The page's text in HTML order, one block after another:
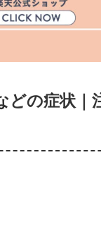
どの症状｜